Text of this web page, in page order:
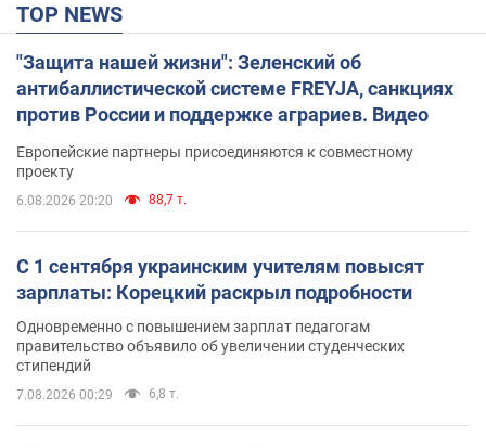
TOP NEWS
"Защита нашей жизни": Зеленский об
антибаллистической системе FREYJA, санкциях
против России и поддержке аграриев. Видео
Европейские партнеры присоединяются к совместному
проекту
6.08.2026 20:20 88,7 т.
С 1 сентября украинским учителям повысят
зарплаты: Корецкий раскрыл подробности
Одновременно с повышением зарплат педагогам
правительство объявило об увеличении студенческих
стипендий
7.08.2026 00:29 6,8 т.